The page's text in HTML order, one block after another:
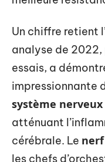
Un chiffre retient
analyse de
essais, a
impressionnante
système
atténuant
cérébrale. Le
les chefs